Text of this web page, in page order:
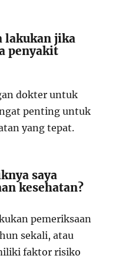
lakukan jika
penyakit
dokter untuk
penting untuk
yang tepat.
saya
kesehatan?
pemeriksaan
sekali, atau
faktor risiko